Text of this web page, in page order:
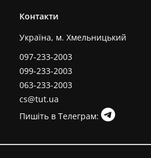
Контакти
Україна, м. Хмельницький
097-233-2003
099-233-2003
063-233-2003
cs@tut.ua
Пишіть в Телеграм: